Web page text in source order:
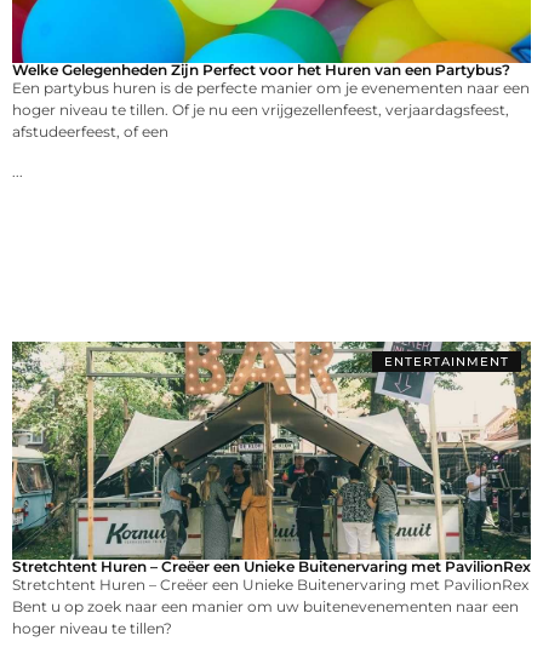
Welke Gelegenheden Zijn Perfect voor het Huren van een Partybus?
Een partybus huren is de perfecte manier om je evenementen naar een
hoger niveau te tillen. Of je nu een vrijgezellenfeest, verjaardagsfeest,
afstudeerfeest, of een
ENTERTAINMENT
Stretchtent Huren – Creëer een Unieke Buitenervaring met PavilionRex
Stretchtent Huren – Creëer een Unieke Buitenervaring met PavilionRex
Bent u op zoek naar een manier om uw buitenevenementen naar een
hoger niveau te tillen?